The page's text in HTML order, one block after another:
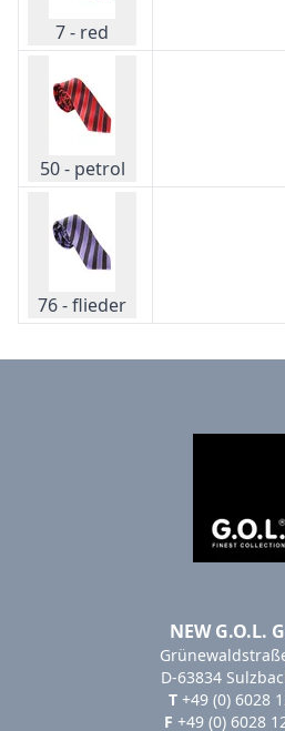
7 - red
50 - petrol
76 - flieder
NEW G.O.L.
D-63834
T +49 (0) 6028
F +49 (0) 6028